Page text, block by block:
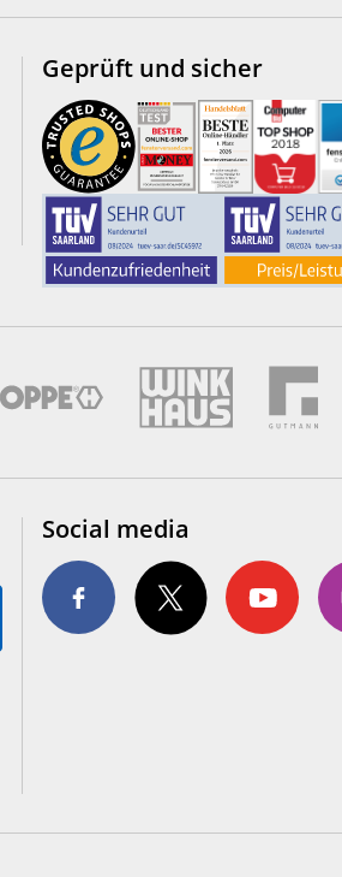
Geprüft und sicher
Social media